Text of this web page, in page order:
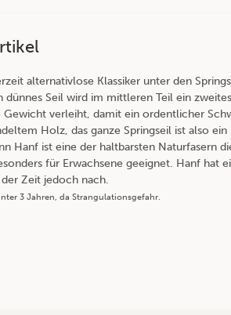
alternativlose Klassiker unter den
dünnes Seil wird im mittleren Teil ein
Gewicht verleiht, damit ein ordentlicher
Holz, das ganze Springseil ist also
Hanf ist eine der haltbarsten Naturfasern
für Erwachsene geeignet. Hanf hat
Zeit jedoch nach.
3 Jahren, da Strangulationsgefahr.